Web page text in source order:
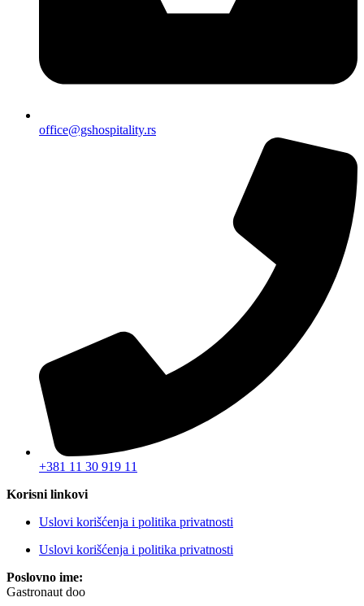
office@gshospitality.rs
+381 11 30 919 11
Korisni linkovi
Uslovi korišćenja i politika privatnosti
Uslovi korišćenja i politika privatnosti
Poslovno ime:
Gastronaut doo